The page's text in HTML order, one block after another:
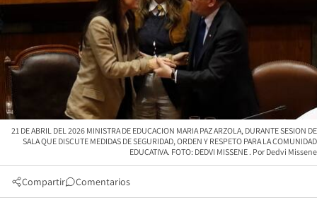
21 DE ABRIL DEL 2026 MINISTRA DE EDUCACION MARIA PAZ ARZOLA, DURANTE SESION DE
SALA QUE DISCUTE MEDIDAS DE SEGURIDAD, ORDEN Y RESPETO PARA LA COMUNIDAD
EDUCATIVA. FOTO: DEDVI MISSENE
Dedvi Missene
Compartir Comentarios